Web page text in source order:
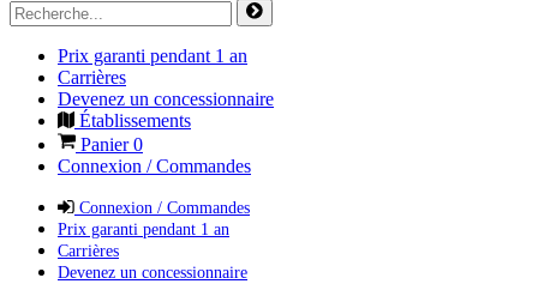
Prix garanti pendant 1 an
Carrières
Devenez un concessionnaire
Établissements
Panier0
Connexion / Commandes
Connexion / Commandes
Prix garanti pendant 1 an
Carrières
Devenez un concessionnaire